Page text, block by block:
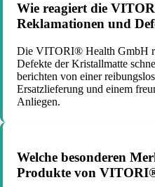
Wie reagiert die
Reklamationen und
Die VITORI® Health GmbH
Defekte der Kristallmatte
berichten von einer
Ersatzlieferung und einem
Anliegen.
Welche besonderen
Produkte von